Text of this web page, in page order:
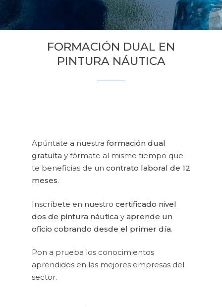
FORMACIÓN DUAL EN
PINTURA NÁUTICA
Apúntate a nuestra formación dual
gratuita y fórmate al mismo tiempo que
te beneficias de un contrato laboral de 12
meses.
Inscríbete en nuestro certificado nivel
dos de pintura náutica y aprende un
oficio cobrando desde el primer día.
Pon a prueba los conocimientos
aprendidos en las mejores empresas del
sector.